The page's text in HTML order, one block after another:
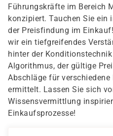
Führungskräfte im Bereich
konzipiert. Tauchen Sie ein
der Preisfindung im
wir ein tiefgreifendes
hinter der
Algorithmus, der gültige
Abschläge für
ermittelt. Lassen Sie sich
Wissensvermittlung
Einkaufsprozesse!